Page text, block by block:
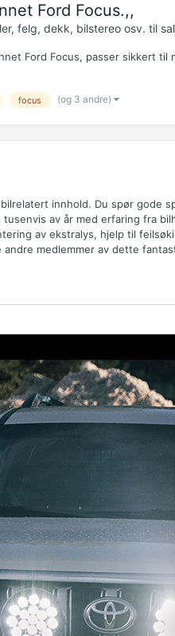
Ford Focus.,,
felg, dekk, bilstereo osv. til
Ford Focus, passer sikkert
focus (og 3 andre)
innhold. Du spør gode
av år med erfaring fra
av ekstralys, hjelp til
medlemmer av dette